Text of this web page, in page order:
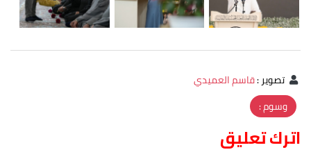
تصوير:قاسم العميدي
وسوم :
اترك تعليق